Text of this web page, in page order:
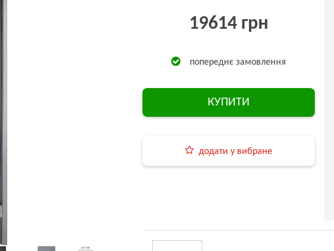
19614 грн
попереднє замовлення
КУПИТИ
додати у вибране